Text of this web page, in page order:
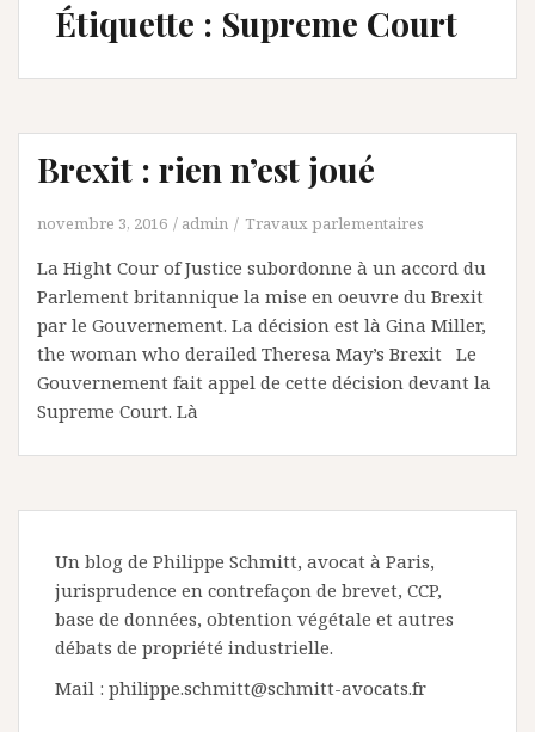
Étiquette : Supreme Court
Brexit : rien n’est joué
novembre 3, 2016 admin Travaux parlementaires
La Hight Cour of Justice subordonne à un accord du
Parlement britannique la mise en oeuvre du Brexit
par le Gouvernement. La décision est là Gina Miller,
the woman who derailed Theresa May’s Brexit Le
Gouvernement fait appel de cette décision devant la
Supreme Court. Là
Un blog de Philippe Schmitt, avocat à Paris,
jurisprudence en contrefaçon de brevet, CCP,
base de données, obtention végétale et autres
débats de propriété industrielle.
Mail : philippe.schmitt@schmitt-avocats.fr